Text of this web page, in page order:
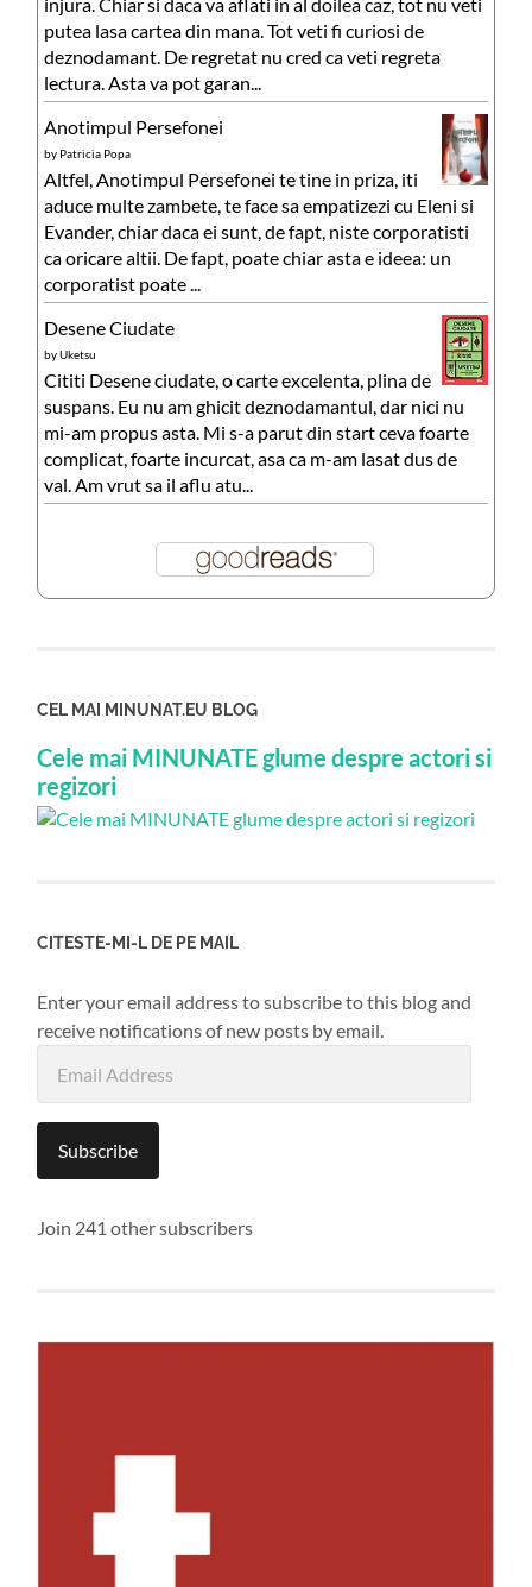
putea lasa cartea din mana. Tot veti fi curiosi de
deznodamant. De regretat nu cred ca veti regreta
lectura. Asta va pot garan...
Anotimpul Persefonei
by Patricia Popa
Altfel, Anotimpul Persefonei te tine in priza, iti
aduce multe zambete, te face sa empatizezi cu Eleni si
Evander, chiar daca ei sunt, de fapt, niste corporatisti
ca oricare altii. De fapt, poate chiar asta e ideea: un
corporatist poate ...
Desene Ciudate
byUketsu
Cititi Desene ciudate, o carte excelenta, plina de
suspans. Eu nu am ghicit deznodamantul, dar nici nu
mi-am propus asta. Mi s-a parut din start ceva foarte
complicat, foarte incurcat, asa ca m-am lasat dus de
val. Am vrut sa il aflu atu...
CEL MAI MINUNAT.EU BLOG
Cele mai MINUNATE glume despre actori si
regizori
CITESTE-MI-L DE PE MAIL
Enter your email address to subscribe to this blog and
receive notifications of new posts by email.
Address
Subscribe
Join 241 other subscribers